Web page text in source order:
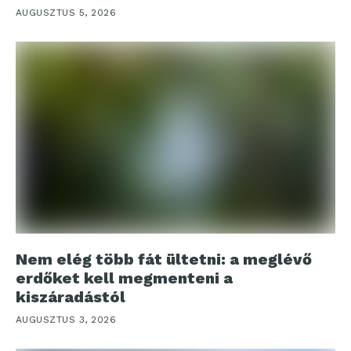
AUGUSZTUS 5, 2026
Nem elég több fát ültetni: a meglévő
erdőket kell megmenteni a
kiszáradástól
AUGUSZTUS 3, 2026